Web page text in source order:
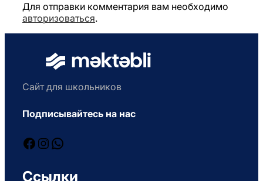
Для отправки комментария вам необходимо
авторизоваться.
Сайт для школьников
Подписывайтесь на нас
Facebook
Instagram
WhatsApp
Ссылки